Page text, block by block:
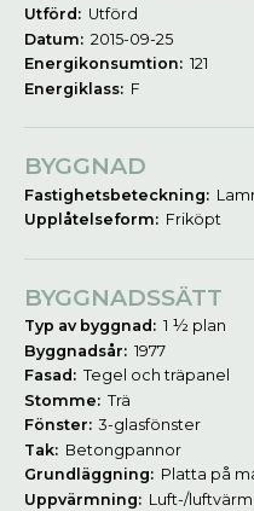
Utförd: Utförd
Datum: 2015-09-25
Energikonsumtion: 121
Energiklass: F
BYGGNAD
Fastighetsbeteckning:
Upplåtelseform: Friköpt
BYGGNADSSÄTT
Typ av byggnad: 1 ½ plan
Byggnadsår: 1977
Fasad: Tegel och träpanel
Stomme: Trä
Fönster: 3-glasfönster
Tak: Betongpannor
Grundläggning: Platta på
Uppvärmning: Luft-/